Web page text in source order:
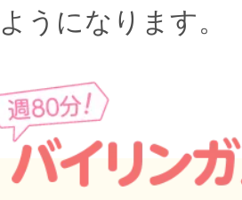
うになります。